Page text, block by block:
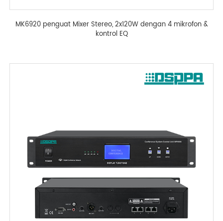
MK6920 penguat Mixer Stereo, 2x120W dengan 4 mikrofon &
kontrol EQ